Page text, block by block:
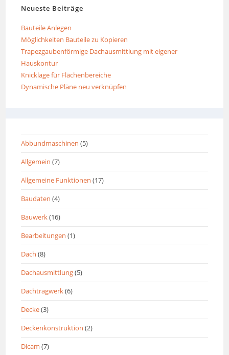
Neueste Beiträge
Bauteile Anlegen
Möglichkeiten Bauteile zu Kopieren
Trapezgaubenförmige Dachausmittlung mit eigener
Hauskontur
Knicklage für Flächenbereiche
Dynamische Pläne neu verknüpfen
Abbundmaschinen (5)
Allgemein (7)
Allgemeine Funktionen (17)
Baudaten (4)
Bauwerk(16)
Bearbeitungen (1)
Dach (8)
Dachausmittlung(5)
Dachtragwerk(6)
Decke(3)
Deckenkonstruktion (2)
Dicam (7)